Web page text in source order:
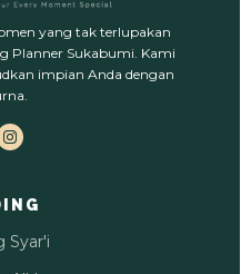
yang tak terlupakan
Planner Sukabumi. Kami
impian Anda dengan
Syar'i